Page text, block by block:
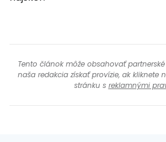
Tento článok môže obsahovať
naša redakcia získať provízie, ak kliknete
stránku s reklamnými